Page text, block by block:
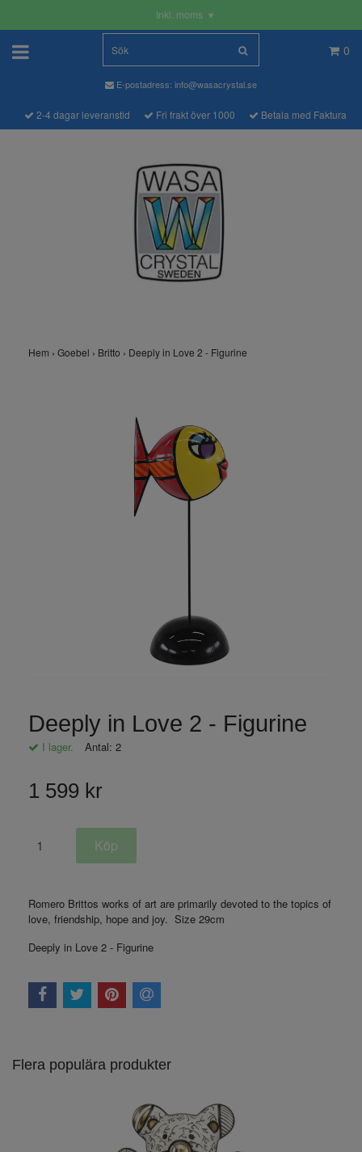
Inkl. moms ▾
0
E-postadress: info@wasacrystal.se
2-4 dagar leveranstid Fri frakt över 1000 Betala med Faktura
Hem › Goebel › Britto › Deeply in Love 2 - Figurine
Deeply in Love 2 - Figurine
I lager. Antal: 2
1 599 kr
Romero Brittos works of art are primarily devoted to the topics of
love, friendship, hope and joy. Size 29cm
Deeply in Love 2 - Figurine
Flera populära produkter